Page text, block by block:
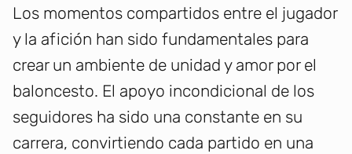
Los momentos compartidos entre el jugador
y la afición han sido fundamentales para
crear un ambiente de unidad y amor por el
baloncesto. El apoyo incondicional de los
seguidores ha sido una constante en su
carrera, convirtiendo cada partido en una